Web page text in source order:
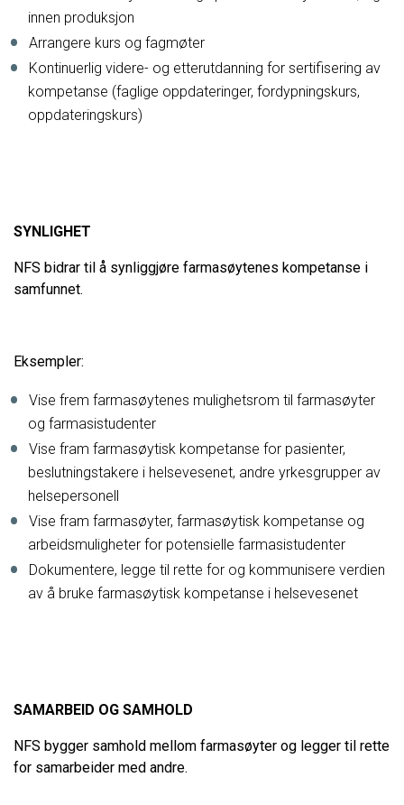
innen produksjon
Arrangere kurs og fagmøter
Kontinuerlig videre- og etterutdanning for sertifisering av
kompetanse (faglige oppdateringer, fordypningskurs,
oppdateringskurs)
SYNLIGHET
NFS bidrar til å synliggjøre farmasøytenes kompetanse i
samfunnet.
Eksempler:
Vise frem farmasøytenes mulighetsrom til farmasøyter
og farmasistudenter
Vise fram farmasøytisk kompetanse for pasienter,
beslutningstakere i helsevesenet, andre yrkesgrupper av
helsepersonell
Vise fram farmasøyter, farmasøytisk kompetanse og
arbeidsmuligheter for potensielle farmasistudenter
Dokumentere, legge til rette for og kommunisere verdien
av å bruke farmasøytisk kompetanse i helsevesenet
SAMARBEID OG SAMHOLD
NFS bygger samhold mellom farmasøyter og legger til rette
for samarbeider med andre.